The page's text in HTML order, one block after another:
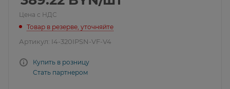
Цена с НДС
Товар в резерве, уточняйте
Артикул: I4-320IPSN-VF-V4
Купить в розницу
Стать партнером